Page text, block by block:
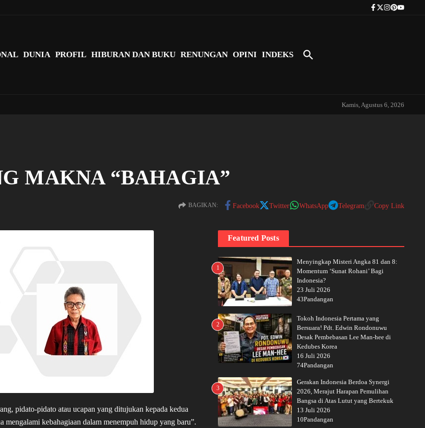
Tokoh Indonesia Pertama yang
DUNIA PROFIL HIBURAN DAN BUKU RENUNGAN OPINI INDEKS
Kamis, Agustus 6, 2026
MAKNA “BAHAGIA”
BAGIKAN: Facebook Twitter WhatsApp Telegram Copy Link
pidato-pidato atau ucapan yang ditujukan kepada kedua
mengalami kebahagiaan dalam menempuh hidup yang baru”.
Featured Posts
1
Menyingkap Misteri Angka 81 dan 8:
Momentum ‘Sunat Rohani’ Bagi
Indonesia?
23 Juli 2026
43Pandangan
2
Tokoh Indonesia Pertama yang
Bersuara! Pdt. Edwin Rondonuwu
Desak Pembebasan Lee Man-hee di
Kedubes Korea
16 Juli 2026
74Pandangan
3
Gerakan Indonesia Berdoa Synergi
2026, Merajut Harapan Pemulihan
Bangsa di Atas Lutut yang Bertekuk
13 Juli 2026
10Pandangan